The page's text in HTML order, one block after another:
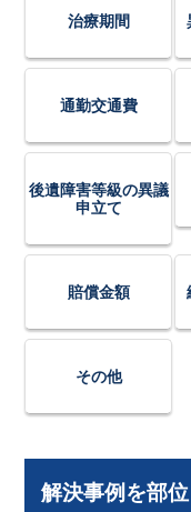
治療期間
通勤交通費
後遺障害等級の異議
申立て
賠償金額
その他
解決事例を部